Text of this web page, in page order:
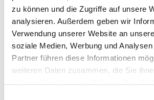
zu können und die Zugriffe auf unsere
analysieren. Außerdem geben wir
Verwendung unserer Website an
soziale Medien, Werbung und
Partner führen diese Informationen
weiteren Daten zusammen, die Sie
haben oder die sie im Rahmen Ihrer
März 2022 (3 Einträge)
Februar 2022(1 Eintrag)
2021
Dezember 2021(1 Eintrag)
November 2021(2 Einträge)
Oktober 2021(2 Einträge)
September 2021(3 Einträge)